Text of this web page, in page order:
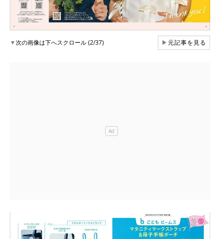
▼次の画像は下へスクロール (2/37) ▶元記事を見る